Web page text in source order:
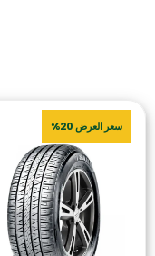
سعر العرض 20%